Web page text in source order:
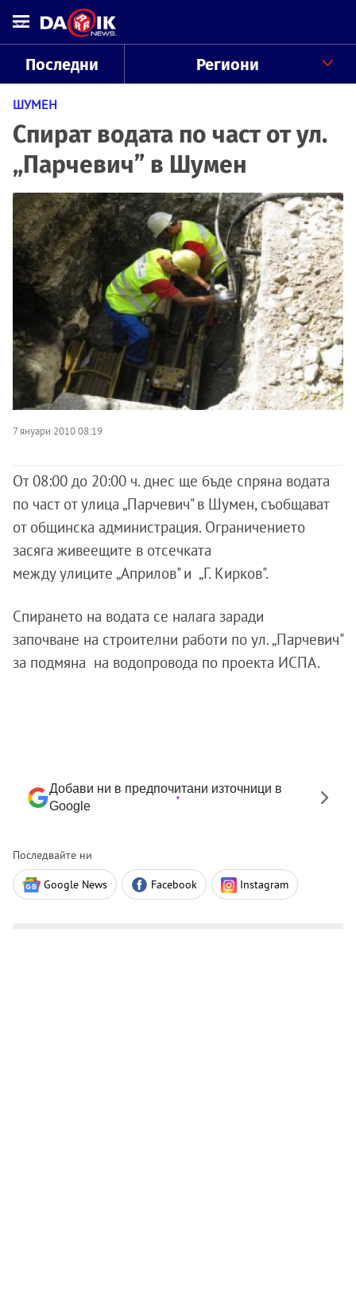
Последни Региони
ШУМЕН
Спират водата по част от ул.
„Парчевич” в Шумен
7 януари 2010 08:19
От 08:00 до 20:00 ч. днес ще бъде спряна водата
по част от улица „Парчевич" в Шумен, съобщават
от общинска администрация. Ограничението
засяга живеещите в отсечката
между улиците „Априлов" и „Г. Кирков".
Спирането на водата се налага заради
започване на строителни работи по ул. „Парчевич"
за подмяна на водопровода по проекта ИСПА.
Добави ни в предпочитани източници в
Google
Последвайте ни
Google News Facebook Instagram